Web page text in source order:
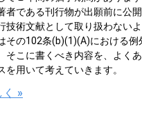
者である刊行物が出願前に公
技術文献として取り扱わない
その102条(b)(1)(A)における
そこに書くべき内容を、よく
を用いて考えていきます。
く »